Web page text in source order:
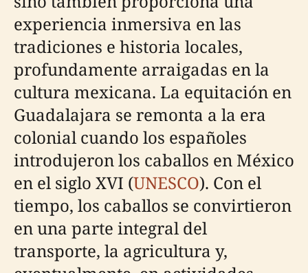
experiencia inmersiva en las
tradiciones e historia locales,
profundamente arraigadas en la
cultura mexicana. La equitación en
Guadalajara se remonta a la era
colonial cuando los españoles
introdujeron los caballos en México
en el siglo XVI (UNESCO). Con el
tiempo, los caballos se convirtieron
en una parte integral del
transporte, la agricultura y,